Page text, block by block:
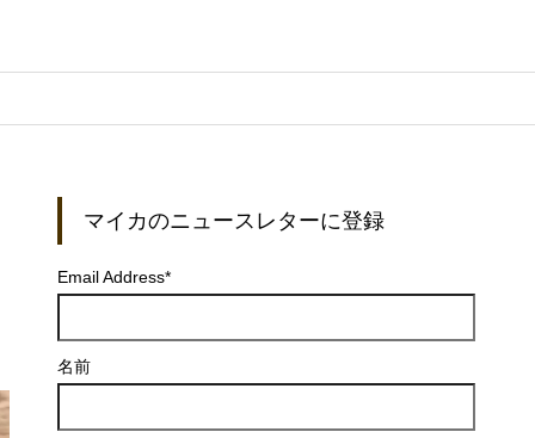
マイカのニュースレターに登録
Email Address*
名前